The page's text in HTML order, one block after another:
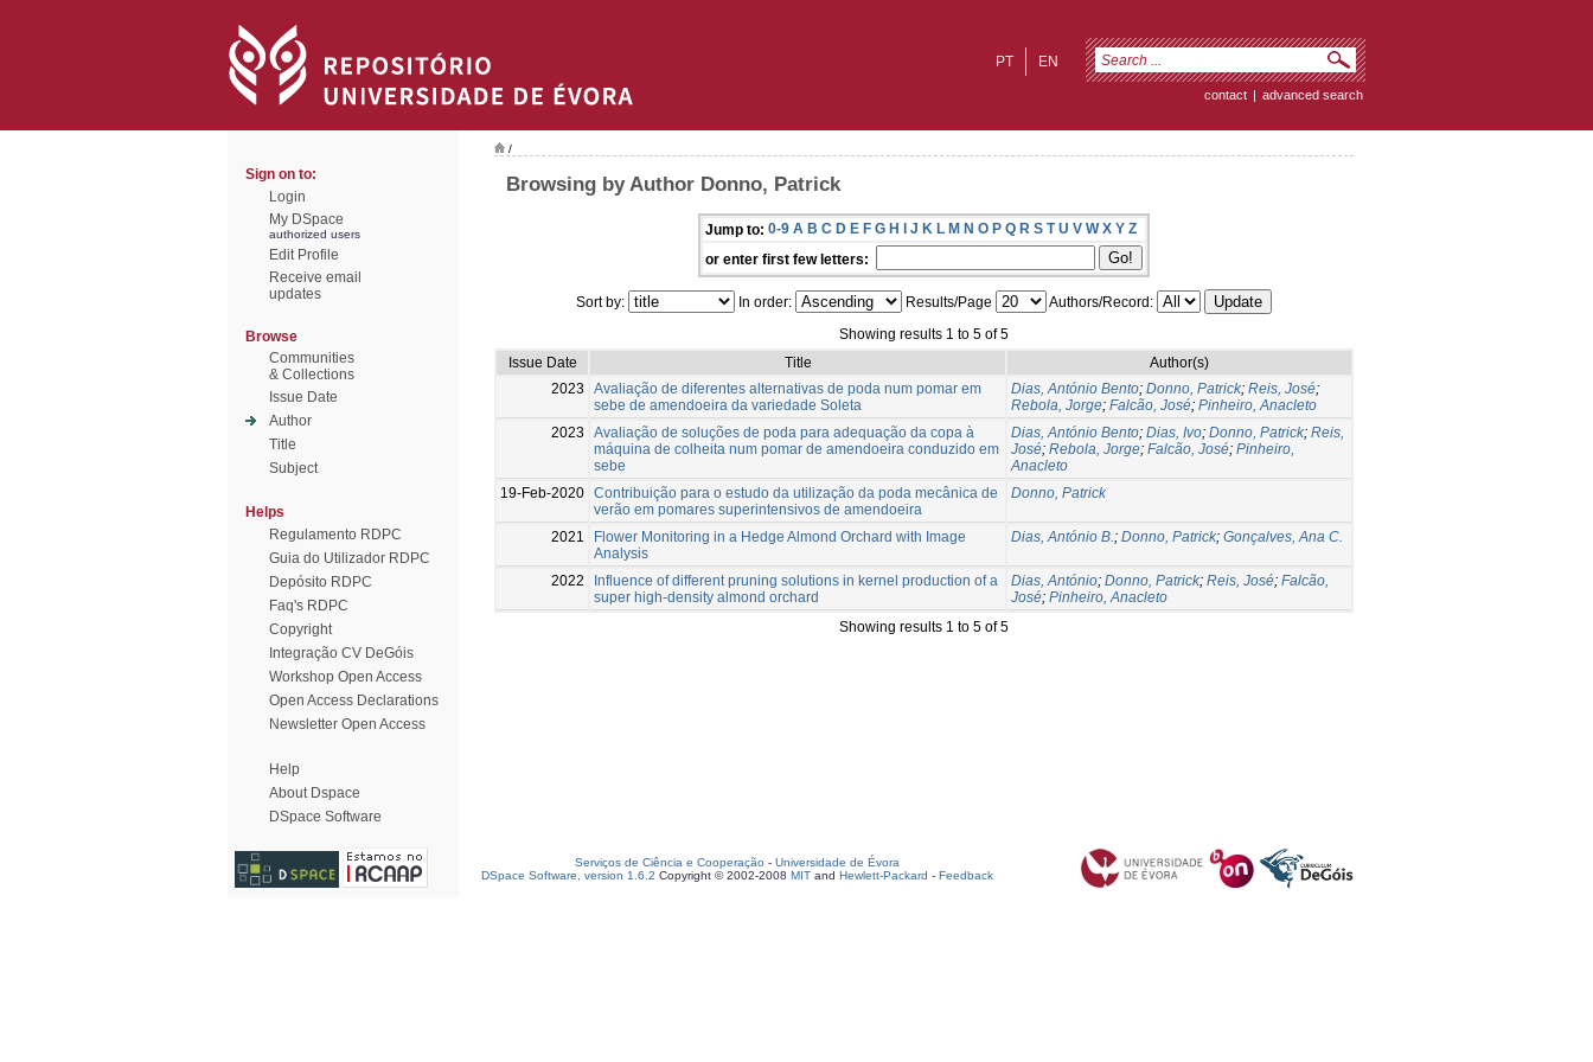
EN
PT
contact | advanced search
Sign on to:
Login
My DSpace
authorized users
Edit Profile
Receive email
updates
Browse
Communities
& Collections
Issue Date
Author
Title
Subject
Helps
Regulamento RDPC
Guia do Utilizador RDPC
Depósito RDPC
Faq's RDPC
Copyright
Integração CV DeGóis
Workshop Open Access
Open Access Declarations
Newsletter Open Access
Help
About Dspace
DSpace Software
/
Browsing by Author Donno, Patrick
Jump to: 0-9 A B C D E F G H I J K L M N O P Q R S T U V W X Y Z
or enter first few letters:
Sort by: In order: Results/Page
Authors/Record:
Showing results 1 to 5 of 5
Issue Date
Title
Author(s)
2023
Avaliação de diferentes alternativas de poda num pomar em
sebe de amendoeira da variedade Soleta
Dias, António Bento; Donno, Patrick; Reis, José;
Rebola, Jorge; Falcão, José; Pinheiro, Anacleto
2023
Avaliação de soluções de poda para adequação da copa à
máquina de colheita num pomar de amendoeira conduzido em
sebe
Dias, António Bento; Dias, Ivo; Donno, Patrick; Reis,
José; Rebola, Jorge; Falcão, José; Pinheiro,
Anacleto
19-Feb-2020 Contribuição para o estudo da utilização da poda mecânica de
verão em pomares superintensivos de amendoeira
Donno, Patrick
2021
Flower Monitoring in a Hedge Almond Orchard with Image
Analysis
Dias, António B.; Donno, Patrick; Gonçalves, Ana C.
2022
Influence of different pruning solutions in kernel production of a
super high-density almond orchard
Dias, António; Donno, Patrick; Reis, José; Falcão,
José; Pinheiro, Anacleto
Showing results 1 to 5 of 5
Serviços de Ciência e Cooperação - Universidade de Évora
DSpace Software, version 1.6.2 Copyright © 2002-2008 MIT and Hewlett-Packard - Feedback